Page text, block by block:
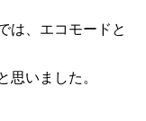
は、エコモードと
思いました。